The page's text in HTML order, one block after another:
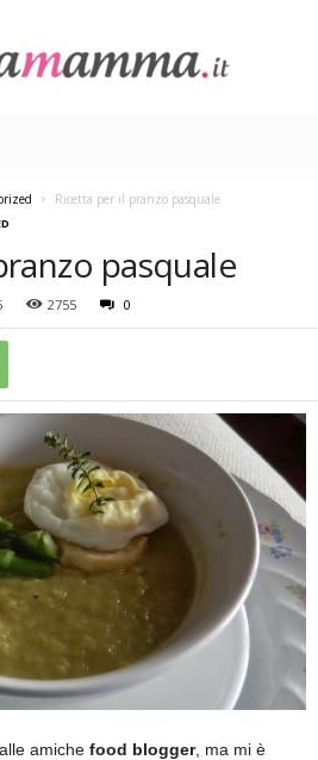
Ricetta per il pranzo pasquale
pasquale
2755 0
amiche food blogger, ma mi è